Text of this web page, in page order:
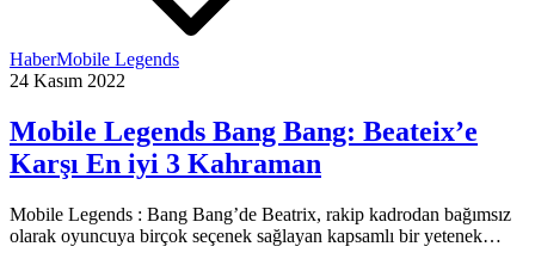
HaberMobile Legends
24 Kasım 2022
Mobile Legends Bang Bang: Beateix’e
Karşı En iyi 3 Kahraman
Mobile Legends : Bang Bang’de Beatrix, rakip kadrodan bağımsız
olarak oyuncuya birçok seçenek sağlayan kapsamlı bir yetenek…